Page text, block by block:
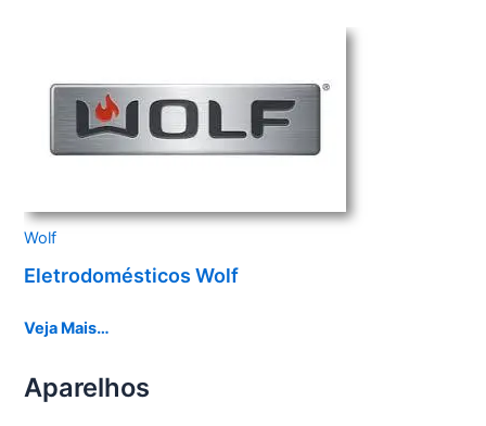
Wolf
Eletrodomésticos Wolf
Veja Mais…
Aparelhos